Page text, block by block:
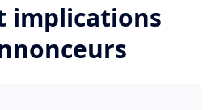
implications